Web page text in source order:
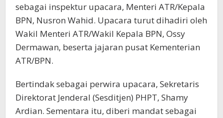
sebagai inspektur upacara, Menteri ATR/Kepala
BPN, Nusron Wahid. Upacara turut dihadiri oleh
Wakil Menteri ATR/Wakil Kepala BPN, Ossy
Dermawan, beserta jajaran pusat Kementerian
ATR/BPN.
Bertindak sebagai perwira upacara, Sekretaris
Direktorat Jenderal (Sesditjen) PHPT, Shamy
Ardian. Sementara itu, diberi mandat sebagai